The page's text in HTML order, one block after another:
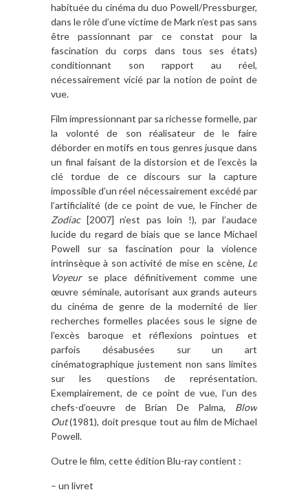
habituée du cinéma du duo Powell/Pressburger,
dans le rôle d’une victime de Mark n’est pas sans
être passionnant par ce constat pour la
fascination du corps dans tous ses états)
conditionnant son rapport au réel,
nécessairement vicié par la notion de point de
vue.
Film impressionnant par sa richesse formelle, par
la volonté de son réalisateur de le faire
déborder en motifs en tous genres jusque dans
un final faisant de la distorsion et de l’excès la
clé tordue de ce discours sur la capture
impossible d’un réel nécessairement excédé par
l’artificialité (de ce point de vue, le Fincher de
Zodiac[2007] n’est pas loin !), par l’audace
lucide du regard de biais que se lance Michael
Powell sur sa fascination pour la violence
intrinsèque à son activité de mise en scène, Le
Voyeurse place définitivement comme une
œuvre séminale, autorisant aux grands auteurs
du cinéma de genre de la modernité de lier
recherches formelles placées sous le signe de
l’excès baroque et réflexions pointues et
parfois désabusées sur un art
cinématographique justement non sans limites
sur les questions de représentation.
Exemplairement, de ce point de vue, l’un des
chefs-d’oeuvre de Brian De Palma, Blow
Out(1981), doit presque tout au film de Michael
Powell.
Outre le film, cette édition Blu-ray contient :
– un livret